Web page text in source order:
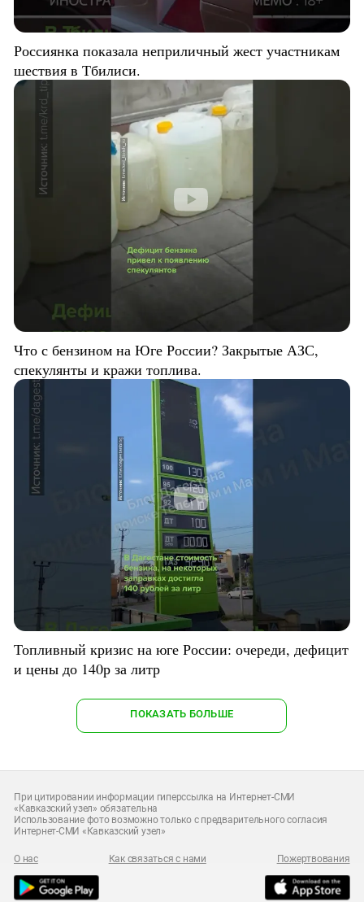
Россиянка показала неприличный жест участникам
шествия в Тбилиси.
Что с бензином на Юге России? Закрытые АЗС,
спекулянты и кражи топлива.
Топливный кризис на юге России: очереди, дефицит
и цены до 140р за литр
ПОКАЗАТЬ БОЛЬШЕ
При цитировании информации гиперссылка на Интернет-СМИ
«Кавказский узел» обязательна
Использование фото возможно только с предварительного согласия
Интернет-СМИ «Кавказский узел»
О нас Как связаться с нами Пожертвования